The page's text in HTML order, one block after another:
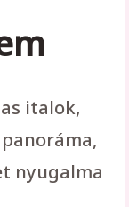
italok,
nyugalma